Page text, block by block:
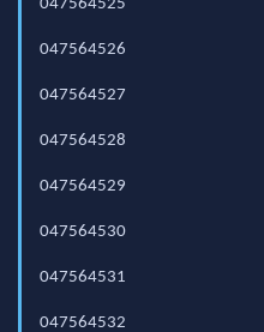
047564525
047564526
047564527
047564528
047564529
047564530
047564531
047564532